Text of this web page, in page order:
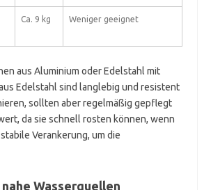
Ca. 9 kg Weniger geeignet
aus Aluminium oder Edelstahl mit
Edelstahl sind langlebig und resistent
sollten aber regelmäßig gepflegt
da sie schnell rosten können, wenn
Verankerung, um die
Wasserquellen